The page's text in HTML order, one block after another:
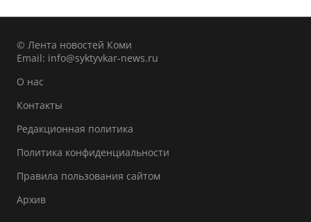
© Лента новостей Коми
Email: info@syktyvkar-news.ru
О нас
Контакты
Редакционная политика
Политика конфиденциальности
Правила пользования сайтом
Архив